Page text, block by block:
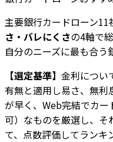
主要銀行カードローン11
さ・バレにくさの4軸で
自分のニーズに最も合う
【選定基準】 金利につい
有無と適用し易さ、無利
が早く、Web完結でカ
可）なものを厳選し、そ
て、点数評価してランキ